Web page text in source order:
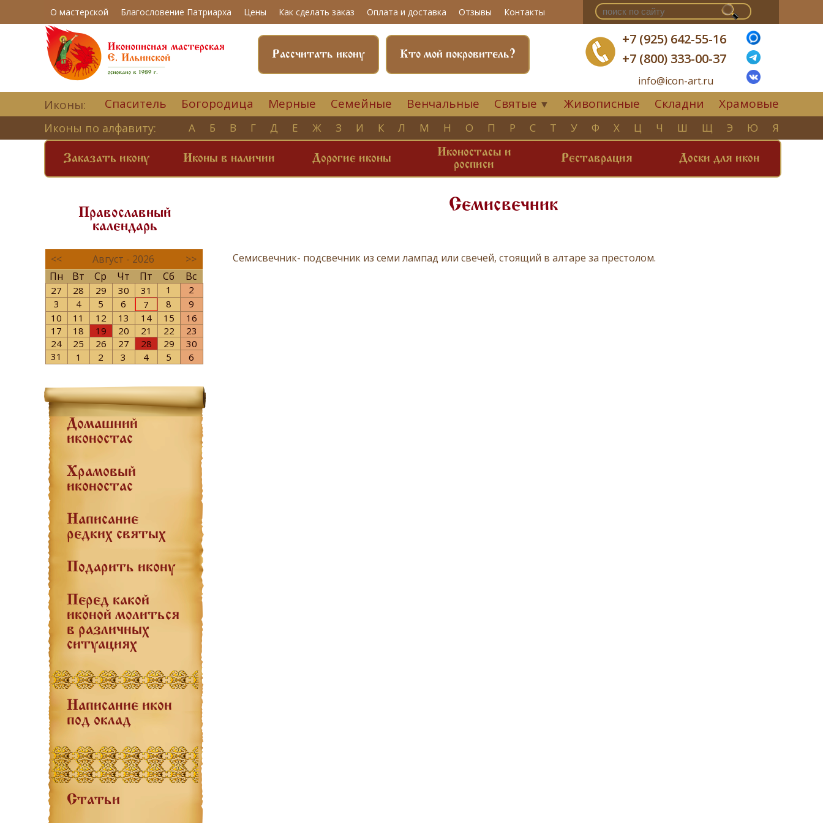
О мастерской Благословение Патриарха Цены Как сделать заказ Оплата и доставка Отзывы Контакты
+7 (925) 642-55-16
+7 (800) 333-00-37
info@icon-art.ru
Кто мой покровитель?
Рассчитать икону
Иконы: Спаситель Богородица Мерные Семейные Венчальные Святые ▼ Живописные Складни Храмовые
Иконы по алфавиту: А Б В Г Д Е Ж З И К Л М Н О П Р С Т У Ф Х Ц Ч Ш Щ Э Ю Я
Заказать икону Иконы в наличии Дорогие иконы
Иконостасы и
росписи
Реставрация Доски для икон
Православный
календарь
<< Август - 2026
>>
Пн
Вт Ср Чт Пт Сб Вс
27 28 29 30 31 1
2
3
4 5 6 7 8
9
10
11 12 13 14 15
16
17
18 19 20 21 22
23
24
25 26 27 28 29
30
31
1 2 3 4 5 6
Домашний
иконостас
Храмовый
иконостас
Написание
редких святых
Подарить икону
Перед какой
иконой молиться
в различных
ситуациях
Написание икон
под оклад
Статьи
Семисвечник
Семисвечник- подсвечник из семи лампад или свечей, стоящий в алтаре за престолом.